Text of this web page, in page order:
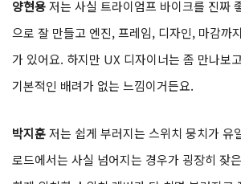
양현용저는 사실 트라이엄프 바이크를 진짜
으로 잘 만들고 엔진, 프레임, 디자인, 마감까
가 있어요. 하지만 UX 디자이너는 좀 만나보
기본적인 배려가 없는 느낌이거든요.
박지훈저는 쉽게 부러지는 스위치 뭉치가 유
로드에서는 사실 넘어지는 경우가 굉장히 잦